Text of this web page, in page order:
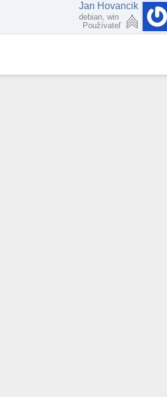
Jan Hovancik
debian, win
Používateľ